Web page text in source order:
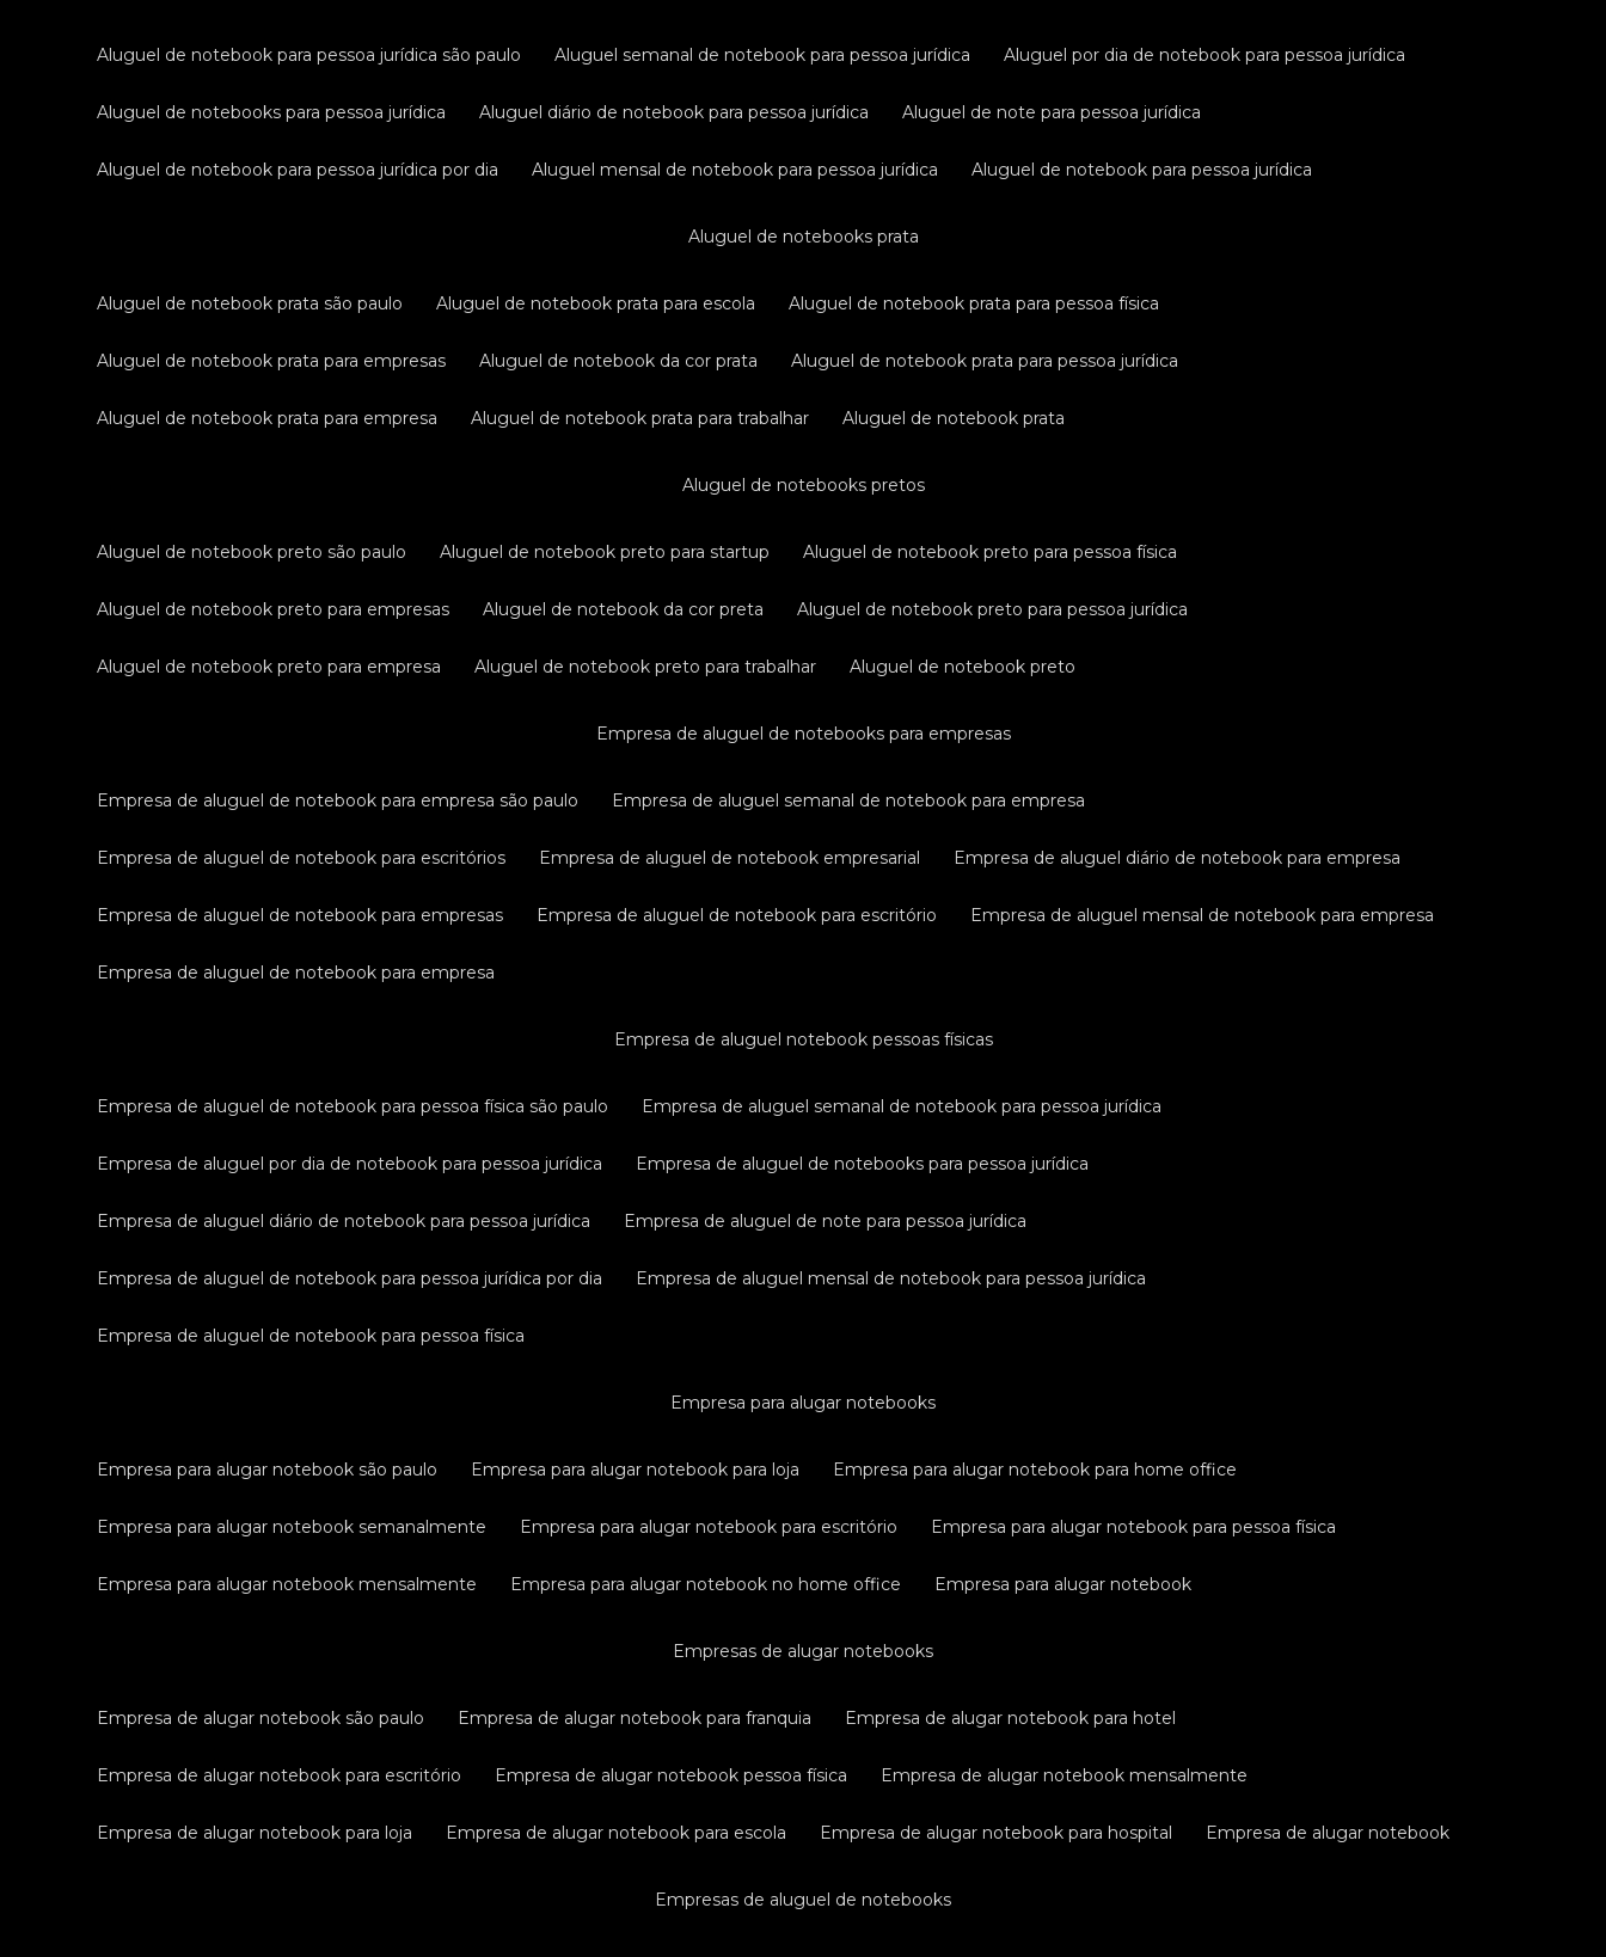
aluguel de notebook para pessoa jurídica são paulo aluguel semanal de notebook para pessoa jurídica aluguel por dia de notebook para pessoa jurídica
aluguel de notebooks para pessoa jurídica aluguel diário de notebook para pessoa jurídica aluguel de note para pessoa jurídica
aluguel de notebook para pessoa jurídica por dia aluguel mensal de notebook para pessoa jurídica aluguel de notebook para pessoa jurídica
aluguel de notebooks prata
aluguel de notebook prata são paulo aluguel de notebook prata para escola aluguel de notebook prata para pessoa física
aluguel de notebook prata para empresas aluguel de notebook da cor prata aluguel de notebook prata para pessoa jurídica
aluguel de notebook prata para empresa aluguel de notebook prata para trabalhar aluguel de notebook prata
aluguel de notebooks pretos
aluguel de notebook preto são paulo aluguel de notebook preto para startup aluguel de notebook preto para pessoa física
aluguel de notebook preto para empresas aluguel de notebook da cor preta aluguel de notebook preto para pessoa jurídica
aluguel de notebook preto para empresa aluguel de notebook preto para trabalhar aluguel de notebook preto
empresa de aluguel de notebooks para empresas
empresa de aluguel de notebook para empresa são paulo empresa de aluguel semanal de notebook para empresa
empresa de aluguel de notebook para escritórios empresa de aluguel de notebook empresarial empresa de aluguel diário de notebook para empresa
empresa de aluguel de notebook para empresas empresa de aluguel de notebook para escritório empresa de aluguel mensal de notebook para empresa
empresa de aluguel de notebook para empresa
empresa de aluguel notebook pessoas físicas
empresa de aluguel de notebook para pessoa física são paulo empresa de aluguel semanal de notebook para pessoa jurídica
empresa de aluguel por dia de notebook para pessoa jurídica empresa de aluguel de notebooks para pessoa jurídica
empresa de aluguel diário de notebook para pessoa jurídica empresa de aluguel de note para pessoa jurídica
empresa de aluguel de notebook para pessoa jurídica por dia empresa de aluguel mensal de notebook para pessoa jurídica
empresa de aluguel de notebook para pessoa física
empresa para alugar notebooks
empresa para alugar notebook são paulo empresa para alugar notebook para loja empresa para alugar notebook para home office
empresa para alugar notebook semanalmente empresa para alugar notebook para escritório empresa para alugar notebook para pessoa física
empresa para alugar notebook mensalmente empresa para alugar notebook no home office empresa para alugar notebook
empresas de alugar notebooks
empresa de alugar notebook são paulo empresa de alugar notebook para franquia empresa de alugar notebook para hotel
empresa de alugar notebook para escritório empresa de alugar notebook pessoa física empresa de alugar notebook mensalmente
empresa de alugar notebook para loja empresa de alugar notebook para escola empresa de alugar notebook para hospital empresa de alugar notebook
empresas de aluguel de notebooks